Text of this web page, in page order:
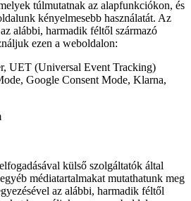
túlmutatnak az alapfunkciókon, és
kényelmesebb használatát. Az
alábbi, harmadik féltől származó
ezen a weboldalon:
UET (Universal Event Tracking)
Google Consent Mode, Klarna,
külső szolgáltatók által
médiatartalmakat mutathatunk meg
az alábbi, harmadik féltől